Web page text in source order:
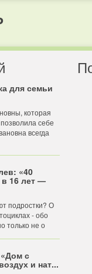
для семьи
которая
себе
всегда
«40
16 лет —
подростки? О
- обо
только не о
«Дом с
и нат...